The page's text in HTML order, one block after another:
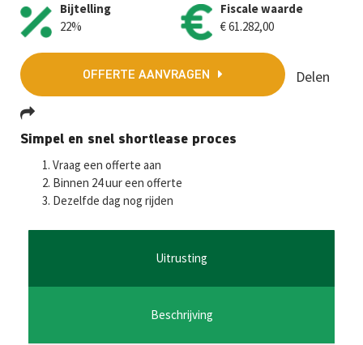
Bijtelling
22%
Fiscale waarde
€ 61.282,00
OFFERTE AANVRAGEN Delen
Fa
ce
b
o
o
T
wi
tt
er
E
m
ai
l
W
h
at
sA
p
p
M
se
ge
r
Simpel en snel shortlease proces
Vraag een offerte aan
Binnen 24 uur een offerte
Dezelfde dag nog rijden
Uitrusting
Beschrijving